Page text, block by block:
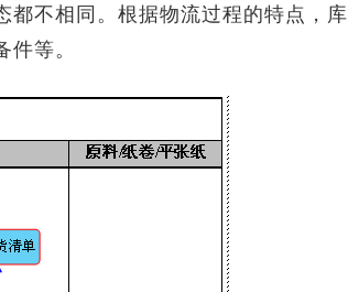
不相同。根据物流过程的特点，库
等。